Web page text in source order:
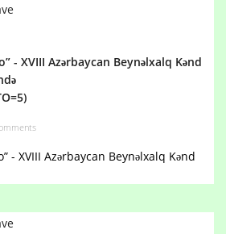
- XVIII Azərbaycan Beynəlxalq Kənd
- XVIII Azərbaycan Beynəlxalq Kənd